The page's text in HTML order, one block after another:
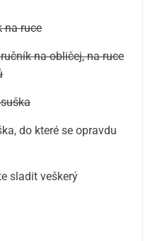
na ruce
na obličej, na ruce
do které se opravdu
sladit veškerý